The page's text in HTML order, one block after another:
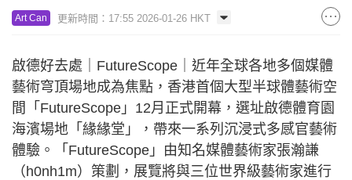
Art Can 更新時間：17:55 2026-01-26 HKT
啟德好去處｜FutureScope｜近年全球各地多個媒體
藝術穹頂場地成為焦點，香港首個大型半球體藝術空
間「FutureScope」12月正式開幕，選址啟德體育園
海濱場地「緣緣堂」，帶來一系列沉浸式多感官藝術
體驗。「FutureScope」由知名媒體藝術家張瀚謙
（h0nh1m）策劃，展覽將與三位世界級藝術家進行